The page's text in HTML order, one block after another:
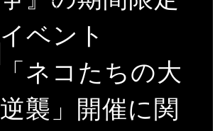
お問合せ
イベント
「ネコたちの大
逆襲」開催に関